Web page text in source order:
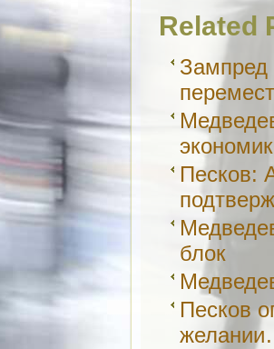
Related
Песков:
блок
Песков